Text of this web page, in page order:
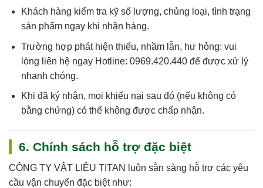
Khách hàng kiểm tra kỹ số lượng, chủng loại, tình trạng
sản phẩm ngay khi nhận hàng.
Trường hợp phát hiện thiếu, nhầm lẫn, hư hỏng: vui
lòng liên hệ ngay Hotline: 0969.420.440để được xử lý
nhanh chóng.
Khi đã ký nhận, mọi khiếu nại sau đó (nếu không có
bằng chứng) có thể không được chấp nhận.
6. Chính sách hỗ trợ đặc biệt
CÔNG TY VẬT LIỆU TITAN
luôn sẵn sàng hỗ trợ các yêu
cầu vận chuyển đặc biệt như: